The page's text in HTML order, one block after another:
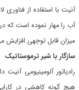
آنیت با استفاده از
آب را مهار نموده است که
میزان قابل توجهی افزایش
سازگار با شیر ترموستاتیک
رادیاتور آلومینیومی
هیچ گونه کاهشی در